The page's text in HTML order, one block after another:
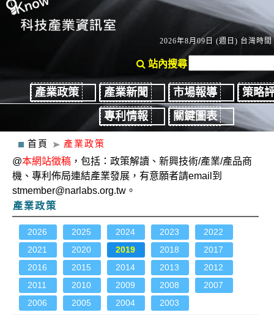
2026年8月09日 (週日) 台灣時間
站內搜尋
產業政策 產業新聞 市場報導
策略
專利情報
關鍵圖表
首頁 產業政策
@本網站徵稿 ，包括：政策解讀、新興技術/產業/產品商
機、專利佈局連結產業發展，有意願者請email到
stmember@narlabs.org.tw。
產業政策
2026 2025 2024 2023
2022
2021
2020 2019 2018
2017
2016
2015 2014 2013
2012
2011
2010 2009 2008
2007
2006
2005 2004 2003